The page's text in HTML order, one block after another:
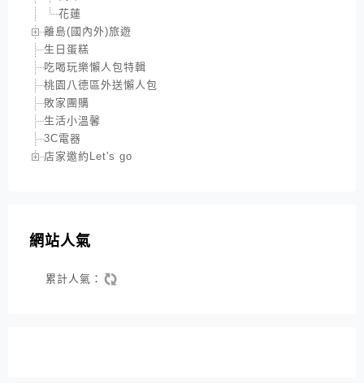
花蓮
離島(國內外)旅遊
生日蛋糕
吃喝玩樂懶人包特輯
桃園八德區外送懶人包
敗家團購
生活小溫馨
3C電器
店家邀約Let's go
網站人氣
累計人氣：